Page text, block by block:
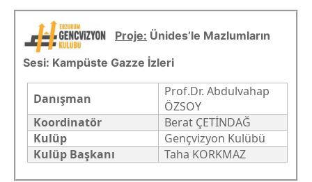
DEĞIŞIM PROGRAMLARI
FORMLAR
KALITE VE AKREDITASYON
MEZUNLAR
İLETIŞIM
Proje: Ünides’le Mazlumların
Sesi: Kampüste Gazze İzleri
Danışman
Prof.Dr. Abdulvahap
ÖZSOY
Koordinatör
Berat ÇETİNDAĞ
Kulüp
Gençvizyon Kulübü
Kulüp Başkanı
Taha KORKMAZ